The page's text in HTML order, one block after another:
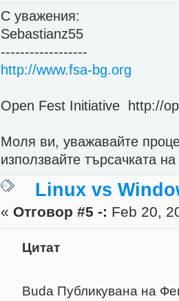
С уважения:
Sebastianz55
------------------
http://www.fsa-bg.org
Open Fest Initiative http://
Моля ви, уважавайте
използвайте търсачката
Linux vs
« Отговор #5 -: Feb 20,
Цитат
Buda Публикувана на